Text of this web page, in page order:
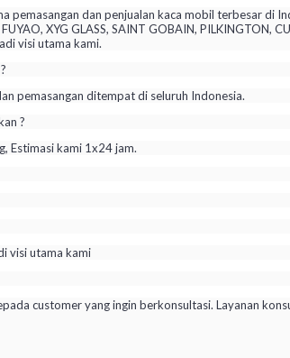
pemasangan dan penjualan kaca mobil terbesar di
XYG GLASS, SAINT GOBAIN,
visi utama kami.
pemasangan ditempat di seluruh Indonesia.
?
Estimasi kami 1x24 jam.
visi utama kami
customer yang ingin berkonsultasi. Layanan